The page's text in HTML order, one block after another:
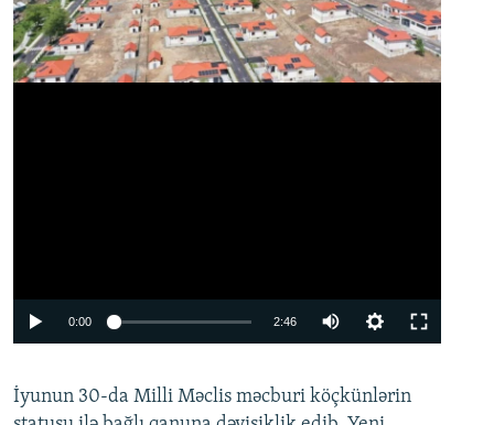
0:00 2:46
360p
İyunun 30-da Milli Məclis məcburi köçkünlərin